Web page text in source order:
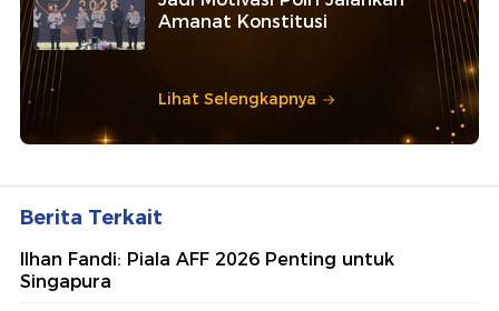
Amanat Konstitusi
Lihat Selengkapnya
Berita Terkait
Ilhan Fandi: Piala AFF 2026 Penting untuk
Singapura